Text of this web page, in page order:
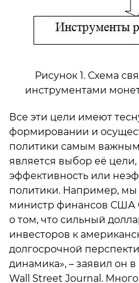
Рисунок 1. Схема
инструментами
Все эти цели имеют
формировании и
политики самым
является выбор её
эффективность или
политики. Например,
министр финансов США
о том, что сильный
инвесторов к
долгосрочной
динамика», – заявил он
Wall Street Journal.